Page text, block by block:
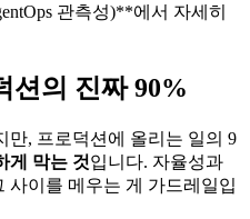
관측성)**에서 자세히
션의 진짜 90%
만, 프로덕션에 올리는 일의 9
게 막는 것입니다. 자율성과
사이를 메우는 게 가드레일입